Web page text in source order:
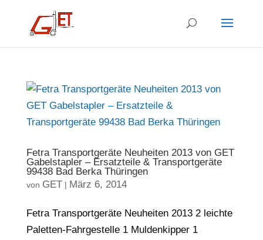
Fetra Transportgeräte Neuheiten 2013 von GET
Gabelstapler – Ersatzteile & Transportgeräte
99438 Bad Berka Thüringen
von GET| März 6, 2014
Fetra Transportgeräte Neuheiten 2013 2 leichte
Paletten-Fahrgestelle 1 Muldenkipper 1